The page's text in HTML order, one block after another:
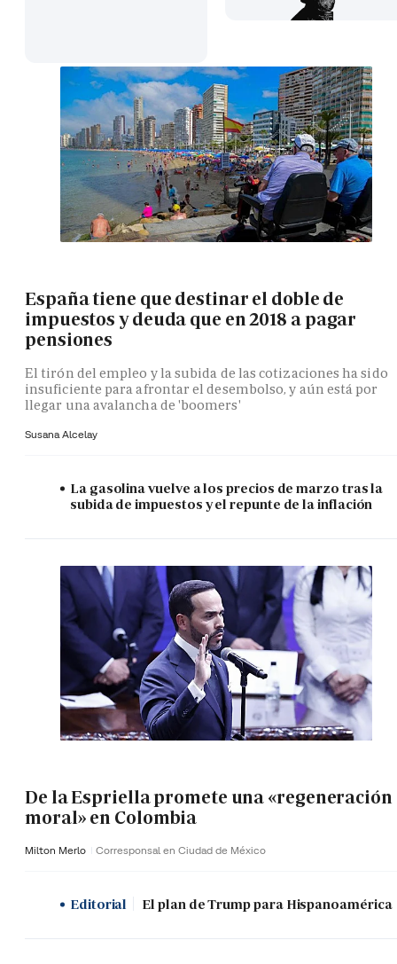
España tiene que destinar el doble de
impuestos y deuda que en 2018 a pagar
pensiones
El tirón del empleo y la subida de las cotizaciones ha sido
insuficiente para afrontar el desembolso, y aún está por
llegar una avalancha de 'boomers'
Susana Alcelay
La gasolina vuelve a los precios de marzo tras la
subida de impuestos y el repunte de la inflación
De la Espriella promete una «regeneración
moral» en Colombia
Milton Merlo Corresponsal en Ciudad de México
Editorial El plan de Trump para Hispanoamérica